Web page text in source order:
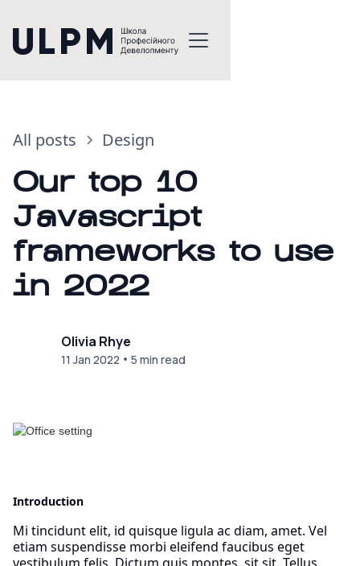
All posts Design
Our top 10
Javascript
frameworks to use
in 2022
Olivia Rhye
11 Jan 2022 • 5 min read
Introduction
Mi tincidunt elit, id quisque ligula ac diam, amet. Vel
etiam suspendisse morbi eleifend faucibus eget